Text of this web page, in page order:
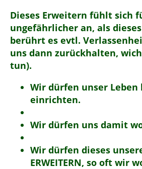
Dieses Erweitern fühlt sich
ungefährlicher an, als
berührt es evtl.
uns dann zurückhalten,
tun).
Wir dürfen unser
einrichten.
Wir dürfen uns damit
Wir dürfen dieses
ERWEITERN, so oft wir